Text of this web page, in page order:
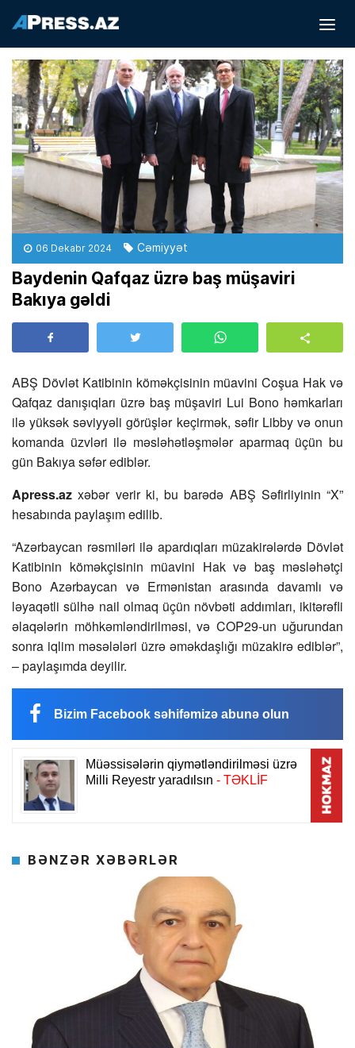
06 Dekabr 2024 Cəmiyyət
Baydenin Qafqaz üzrə baş müşaviri
Bakıya gəldi
ABŞ Dövlət Katibinin köməkçisinin müavini Coşua Hak və
Qafqaz danışıqları üzrə baş müşaviri Lui Bono həmkarları
ilə yüksək səviyyəli görüşlər keçirmək, səfir Libby və onun
komanda üzvləri ilə məsləhətləşmələr aparmaq üçün bu
gün Bakıya səfər ediblər.
Apress.azxəbər verir ki, bu barədə ABŞ Səfirliyinin “X”
hesabında paylaşım edilib.
“Azərbaycan rəsmiləri ilə apardıqları müzakirələrdə Dövlət
Katibinin köməkçisinin müavini Hak və baş məsləhətçi
Bono Azərbaycan və Ermənistan arasında davamlı və
ləyaqətli sülhə nail olmaq üçün növbəti addımları, ikitərəfli
əlaqələrin möhkəmləndirilməsi, və COP29-un uğurundan
sonra iqlim məsələləri üzrə əməkdaşlığı müzakirə ediblər”,
– paylaşımda deyilir.
Bizim Facebook səhifəmizə abunə olun
BƏNZƏR XƏBƏRLƏR